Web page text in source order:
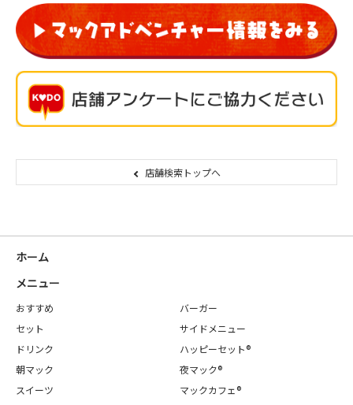
店舗検索トップへ
ホーム
メニュー
おすすめ
バーガー
セット
サイドメニュー
ドリンク
ハッピーセット®
朝マック
夜マック®
スイーツ
マックカフェ®